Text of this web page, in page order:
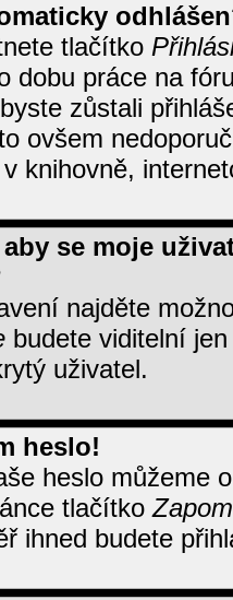
tlačítko
dobu práce na
zůstali
ovšem
knihovně,
se moje
najděte
budete viditelní jen
uživatel.
heslo!
heslo můžeme
tlačítko
ihned budete